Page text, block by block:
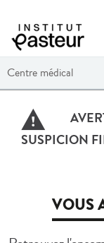
Centre médical
SUSPICION
VOUS